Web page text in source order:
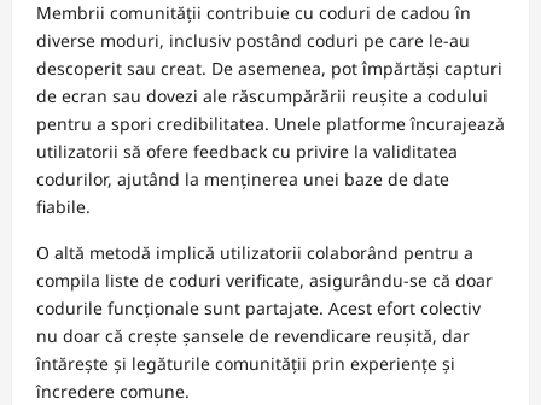
Membrii comunității contribuie cu coduri de cadou în
diverse moduri, inclusiv postând coduri pe care le-au
descoperit sau creat. De asemenea, pot împărtăși capturi
de ecran sau dovezi ale răscumpărării reușite a codului
pentru a spori credibilitatea. Unele platforme încurajează
utilizatorii să ofere feedback cu privire la validitatea
codurilor, ajutând la menținerea unei baze de date
fiabile.
O altă metodă implică utilizatorii colaborând pentru a
compila liste de coduri verificate, asigurându-se că doar
codurile funcționale sunt partajate. Acest efort colectiv
nu doar că crește șansele de revendicare reușită, dar
întărește și legăturile comunității prin experiențe și
încredere comune.